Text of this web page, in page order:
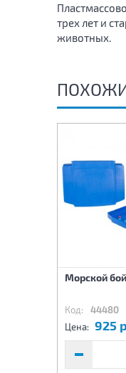
трех лет и
животных.
Морской
Код: 44480
Цена: 925